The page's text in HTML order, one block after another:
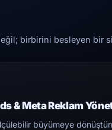
birbirini besleyen bir
& Meta Reklam
büyümeye